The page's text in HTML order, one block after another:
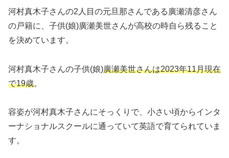
河村真木子さんの2人目の元旦那さんである廣瀬清彦さん
の戸籍に、子供(娘)廣瀬美世さんが高校の時自ら残ること
を決めています。
河村真木子さんの子供(娘)廣瀬美世さんは2023年11月現在
で19歳。
容姿が河村真木子さんにそっくりで、小さい頃からインタ
ーナショナルスクールに通っていて英語で育てられていま
す。